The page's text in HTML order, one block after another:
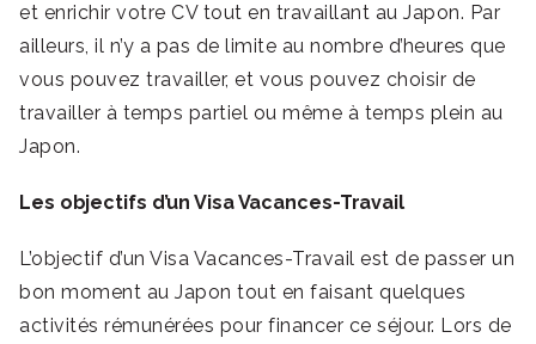
et enrichir votre CV tout en travaillant au Japon. Par
ailleurs, il n’y a pas de limite au nombre d’heures que
vous pouvez travailler, et vous pouvez choisir de
travailler à temps partiel ou même à temps plein au
Japon.
Les objectifs d’un Visa Vacances-Travail
L’objectif d’un Visa Vacances-Travail est de passer un
bon moment au Japon tout en faisant quelques
activités rémunérées pour financer ce séjour. Lors de